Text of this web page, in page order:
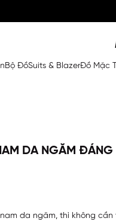
Bộ ĐồSuits & BlazerĐồ Mặc
DA NGĂM
da ngăm, thì không